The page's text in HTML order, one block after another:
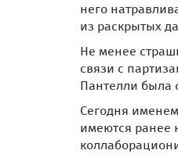
него
из раскрытых
Не менее
связи с
Пантелли была
Сегодня
имеются ранее